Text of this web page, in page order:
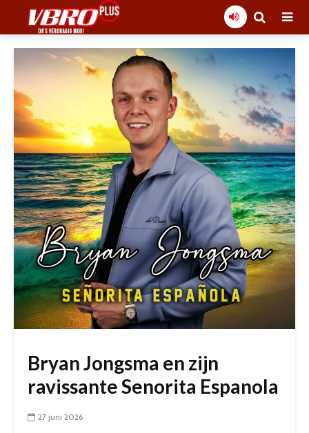
Bryan Jongsma en zijn
ravissante Senorita Espanola
27 juni 2026